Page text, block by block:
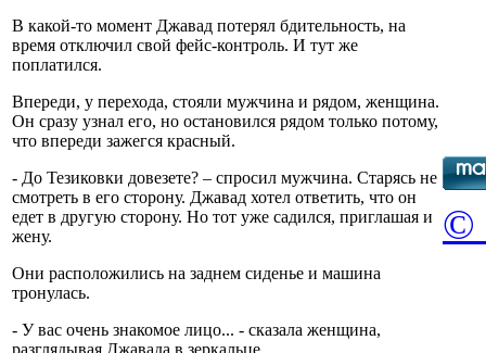
В какой-то момент Джавад потерял бдительность, на
время отключил свой фейс-контроль. И тут же
поплатился.
Впереди, у перехода, стояли мужчина и рядом, женщина.
Он сразу узнал его, но остановился рядом только потому,
что впереди зажегся красный.
- До Тезиковки довезете? – спросил мужчина. Старясь не
смотреть в его сторону. Джавад хотел ответить, что он
едет в другую сторону. Но тот уже садился, приглашая и
жену.
Они расположились на заднем сиденье и машина
тронулась.
- У вас очень знакомое лицо... - сказала женщина,
©